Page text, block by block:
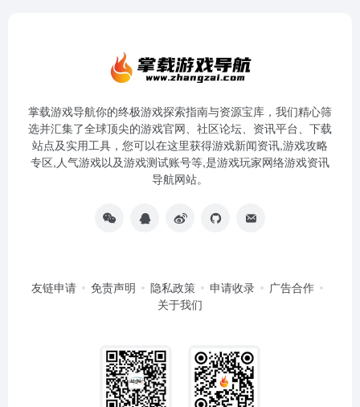
掌载游戏导航你的终极游戏探索指南与资源宝库，我们精心筛
选并汇集了全球顶尖的游戏官网、社区论坛、资讯平台、下载
站点及实用工具，您可以在这里获得游戏新闻资讯,游戏攻略
专区,人气游戏以及游戏测试账号等,是游戏玩家网络游戏资讯
导航网站。
友链申请 免责声明 隐私政策 申请收录
广告合作
关于我们